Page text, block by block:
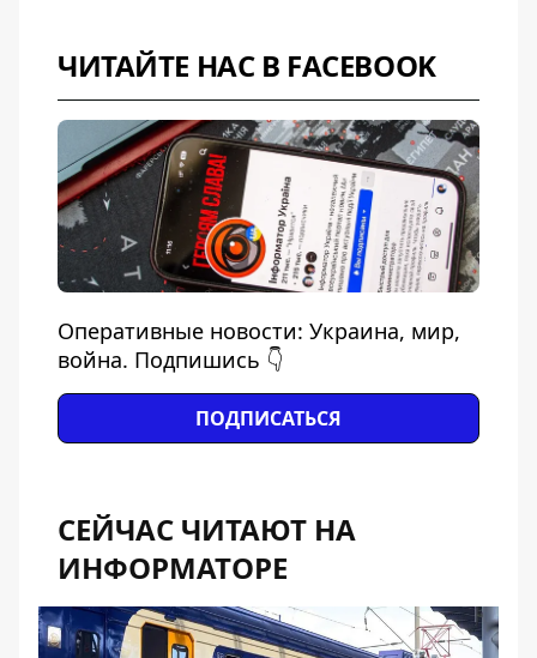
ЧИТАЙТЕ НАС В FACEBOOK
Оперативные новости: Украина, мир,
война. Подпишись 👇
ПОДПИСАТЬСЯ
СЕЙЧАС ЧИТАЮТ НА
ИНФОРМАТОРЕ